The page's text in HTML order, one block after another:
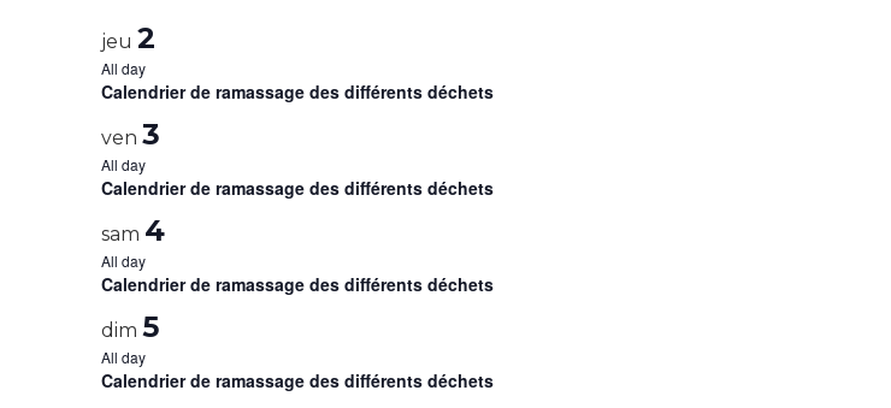
jeu 2
All day
Calendrier de ramassage des différents déchets
ven 3
All day
Calendrier de ramassage des différents déchets
sam 4
All day
Calendrier de ramassage des différents déchets
dim 5
All day
Calendrier de ramassage des différents déchets